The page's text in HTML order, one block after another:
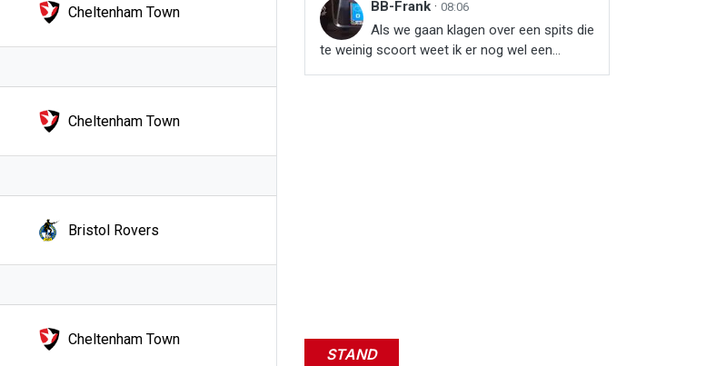
Cheltenham Town
Cheltenham Town
Bristol Rovers
Cheltenham Town
BB-Frank · 08:06
Als we gaan klagen over een spits die
te weinig scoort weet ik er nog wel een...
STAND